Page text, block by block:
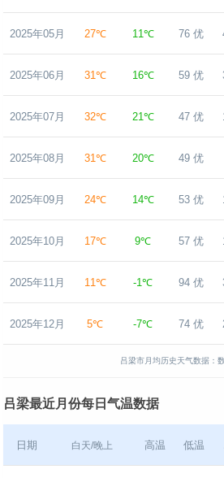
2025年05月 27℃ 11℃ 76 优
2025年06月 31℃ 16℃ 59 优
2025年07月 32℃ 21℃ 47 优
2025年08月 31℃ 20℃ 49 优
2025年09月 24℃ 14℃ 53 优
2025年10月 17℃ 9℃ 57 优
2025年11月 11℃ -1℃ 94 优
2025年12月 5℃ -7℃ 74 优
吕梁市月均历史天气数据：
吕梁最近月份每日气温数据
日期 白天/晚上 高温 低温